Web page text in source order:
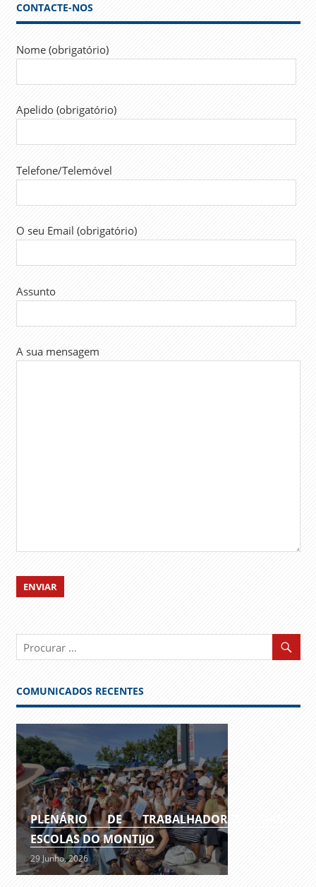
CONTACTE-NOS
Nome (obrigatório)
Apelido (obrigatório)
Telefone/Telemóvel
O seu Email (obrigatório)
Assunto
A sua mensagem
COMUNICADOS RECENTES
PLENÁRIO DE TRABALHADORES DAS
ESCOLAS DO MONTIJO
29 Junho, 2026